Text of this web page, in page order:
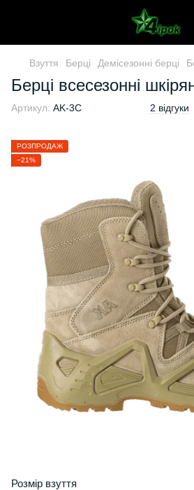
Взуття Берці Демісезонні берці
Берці всесезонні
Артикул: AK-3С 2 відгуки
РОЗПРОДАЖ
−21%
Розмір взуття